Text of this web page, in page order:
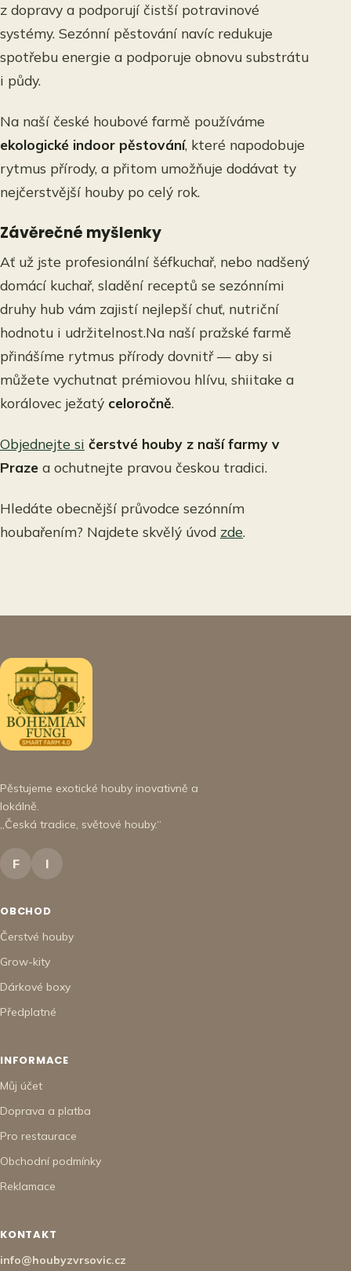
z dopravy a podporují čistší potravinové
systémy. Sezónní pěstování navíc redukuje
spotřebu energie a podporuje obnovu substrátu
i půdy.
Na naší české houbové farmě používáme
ekologické indoor pěstování, které napodobuje
rytmus přírody, a přitom umožňuje dodávat ty
nejčerstvější houby po celý rok.
Závěrečné myšlenky
Ať už jste profesionální šéfkuchař, nebo nadšený
domácí kuchař, sladění receptů se sezónními
druhy hub vám zajistí nejlepší chuť, nutriční
hodnotu i udržitelnost.Na naší pražské farmě
přinášíme rytmus přírody dovnitř — aby si
můžete vychutnat prémiovou hlívu, shiitake a
korálovec ježatý celoročně.
Objednejte si čerstvé houby z naší farmy v
Praze a ochutnejte pravou českou tradici.
Hledáte obecnější průvodce sezónním
houbařením? Najdete skvělý úvod zde.
Pěstujeme exotické houby inovativně a
lokálně.
„Česká tradice, světové houby.“
F I
OBCHOD
Čerstvé houby
Grow-kity
Dárkové boxy
Předplatné
INFORMACE
Můj účet
Doprava a platba
Pro restaurace
Obchodní podmínky
Reklamace
KONTAKT
info@houbyzvrsovic.cz